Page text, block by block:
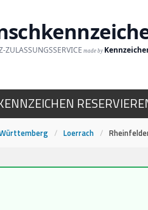
ZULASSUNGSSERVICE made by
/ Loerrach /